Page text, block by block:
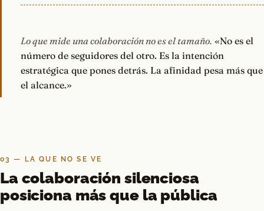
Lo que mide una colaboración no es el tamaño. «No es el
número de seguidores del otro. Es la intención
estratégica que pones detrás. La afinidad pesa más que
el alcance.»
03 — LA QUE NO SE VE
La colaboración silenciosa
posiciona más que la pública